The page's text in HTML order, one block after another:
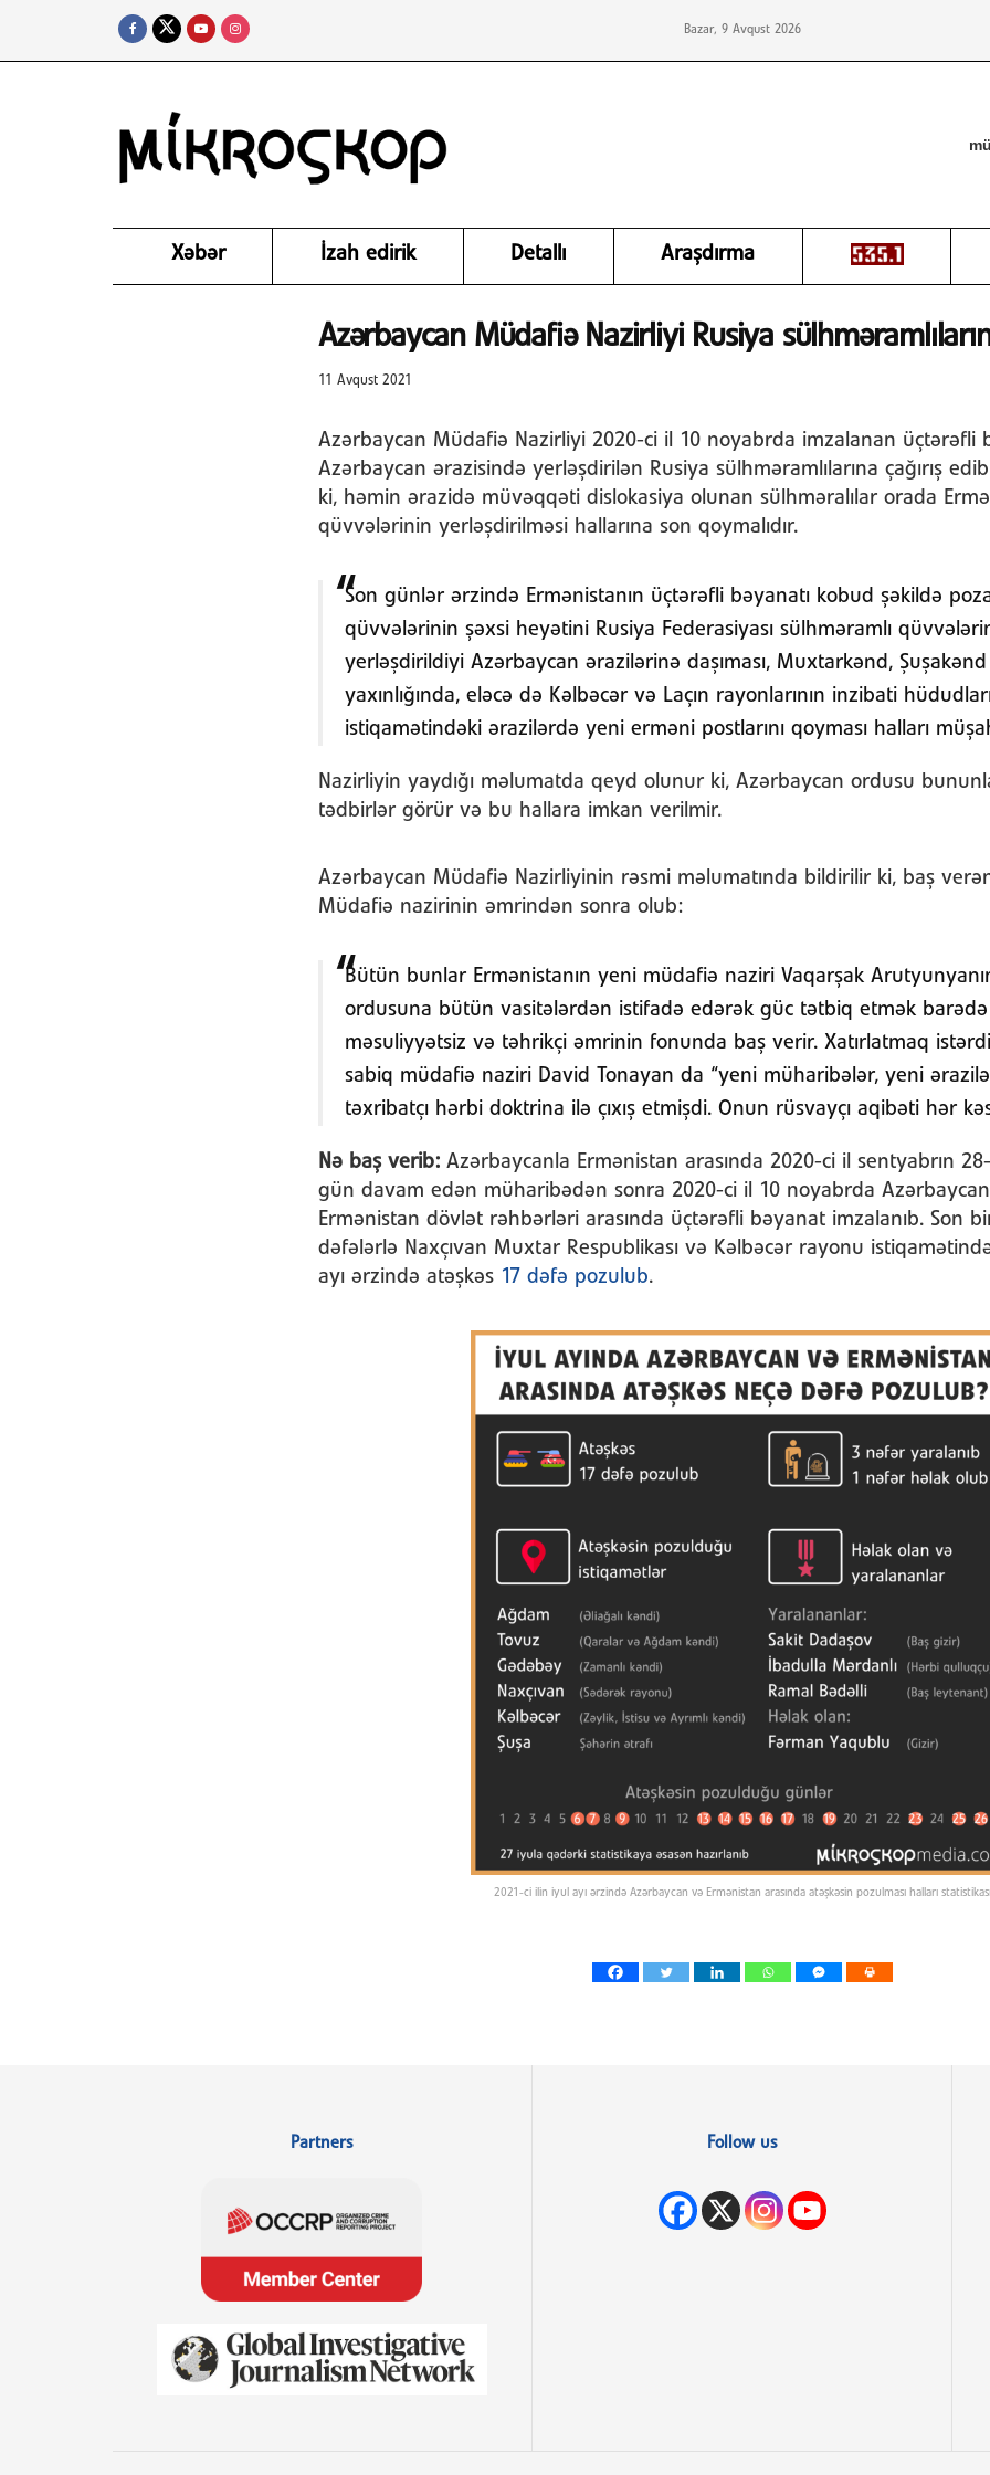
Bazar, 9 Avqust 2026
Xəbər İzah edirik Detallı Araşdırma
Azərbaycan Müdafiə Nazirliyi Rusiya
11 Avqust 2021
Azərbaycan Müdafiə Nazirliyi 2020-ci il 10 noyabrda imzalanan üçtərəfli
Azərbaycan ərazisində yerləşdirilən Rusiya sülhməramlılarına çağırış
ki, həmin ərazidə müvəqqəti dislokasiya olunan sülhməralılar orada
qüvvələrinin yerləşdirilməsi hallarına son qoymalıdır.
Son günlər ərzində Ermənistanın üçtərəfli bəyanatı kobud şəkildə
qüvvələrinin şəxsi heyətini Rusiya Federasiyası sülhməramlı
yerləşdirildiyi Azərbaycan ərazilərinə daşıması, Muxtarkənd,
yaxınlığında, eləcə də Kəlbəcər və Laçın rayonlarının inzibati
istiqamətindəki ərazilərdə yeni erməni postlarını qoyması halları
Nazirliyin yaydığı məlumatda qeyd olunur ki, Azərbaycan ordusu
tədbirlər görür və bu hallara imkan verilmir.
Azərbaycan Müdafiə Nazirliyinin rəsmi məlumatında bildirilir ki, baş
Müdafiə nazirinin əmrindən sonra olub:
Bütün bunlar Ermənistanın yeni müdafiə naziri Vaqarşak
ordusuna bütün vasitələrdən istifadə edərək güc tətbiq etmək
məsuliyyətsiz və təhrikçi əmrinin fonunda baş verir. Xatırlatmaq
sabiq müdafiə naziri David Tonayan da “yeni müharibələr, yeni
təxribatçı hərbi doktrina ilə çıxış etmişdi. Onun rüsvayçı aqibəti hər
Nə baş verib: Azərbaycanla Ermənistan arasında 2020-ci il sentyabrın
gün davam edən müharibədən sonra 2020-ci il 10 noyabrda
Ermənistan dövlət rəhbərləri arasında üçtərəfli bəyanat imzalanıb. Son
dəfələrlə Naxçıvan Muxtar Respublikası və Kəlbəcər rayonu
ayı ərzində atəşkəs 17 dəfə pozulub.
2021-ci ilin iyul ayı ərzində Azərbaycan və Ermənistan arasında atəşkəsin pozulması halları statistikası
Partners Follow us